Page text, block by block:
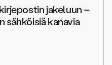
jakeluun –
sähköisiä kanavia